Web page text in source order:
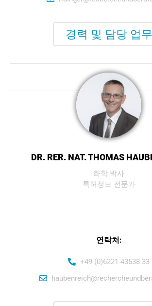
경력 및 담당 업무
DR. RER. NAT. THOMAS
화학 박사
특허정보 전문가
연락처:
+49 (0)6221 43538 33